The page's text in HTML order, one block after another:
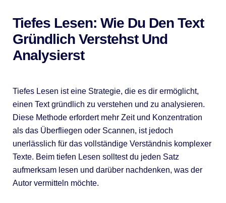
Tiefes Lesen: Wie Du Den Text
Gründlich Verstehst Und
Analysierst
Tiefes Lesen ist eine Strategie, die es dir ermöglicht,
einen Text gründlich zu verstehen und zu analysieren.
Diese Methode erfordert mehr Zeit und Konzentration
als das Überfliegen oder Scannen, ist jedoch
unerlässlich für das vollständige Verständnis komplexer
Texte. Beim tiefen Lesen solltest du jeden Satz
aufmerksam lesen und darüber nachdenken, was der
Autor vermitteln möchte.